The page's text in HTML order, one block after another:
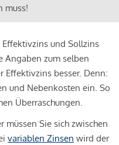
muss!
Effektivzins und Sollzins
Angaben zum selben
Effektivzins besser. Denn:
und Nebenkosten ein. So
Überraschungen.
müssen Sie sich zwischen
variablen Zinsen wird der